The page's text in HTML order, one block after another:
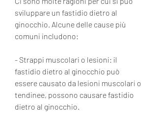
sviluppare un fastidio dietro al
ginocchio. Alcune delle cause più
comuni includono:
- Strappi muscolari o lesioni: il
fastidio dietro al ginocchio può
essere causato da lesioni muscolari o
tendinee, possono causare fastidio
dietro al ginocchio.